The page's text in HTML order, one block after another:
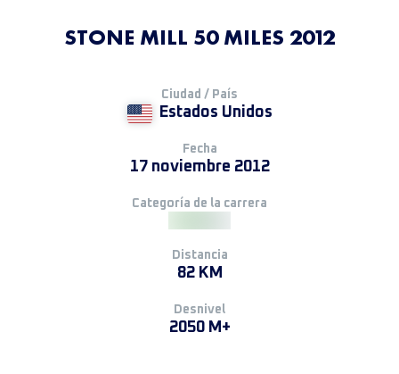
STONE MILL 50 MILES 2012
Ciudad / País
Estados Unidos
Fecha
17 noviembre 2012
Categoría de la carrera
Distancia
82 KM
Desnivel
2050 M+